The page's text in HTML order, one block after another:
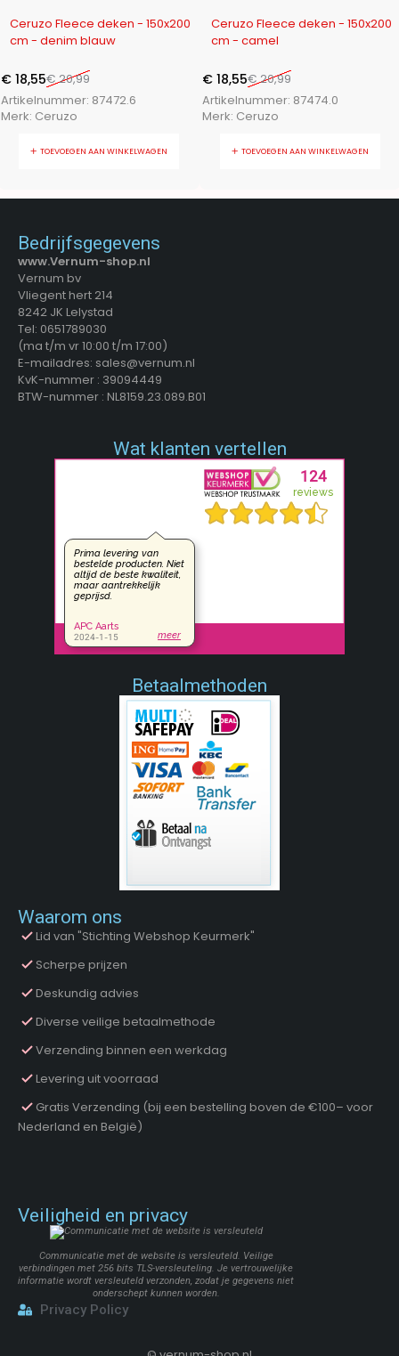
Ceruzo Fleece deken - 150x200
cm - denim blauw
€20,99
€ 18,55
Artikelnummer: 87472.6
Merk: Ceruzo
TOEVOEGEN AAN WINKELWAGEN
Ceruzo Fleece deken - 150x200
cm - camel
€20,99
€ 18,55
Artikelnummer: 87474.0
Merk: Ceruzo
TOEVOEGEN AAN WINKELWAGEN
Bedrijfsgegevens
www.Vernum-shop.nl
Vernum bv
Vliegent hert 214
8242 JK Lelystad
Tel: 0651789030
(ma t/m vr 10:00 t/m 17:00)
E-mailadres: sales@vernum.nl
KvK-nummer : 39094449
BTW-nummer : NL8159.23.089.B01
Wat klanten vertellen
Betaalmethoden
Waarom ons
Lid van "Stichting Webshop Keurmerk"
Scherpe prijzen
Deskundig advies
Diverse veilige betaalmethode
Verzending binnen een werkdag
Levering uit voorraad
Gratis Verzending (bij een bestelling boven de €100– voor
Nederland en België)
Veiligheid en privacy
Communicatie met de website is versleuteld. Veilige
verbindingen met 256 bits TLS-versleuteling. Je vertrouwelijke
informatie wordt versleuteld verzonden, zodat je gegevens niet
onderschept kunnen worden.
Privacy Policy